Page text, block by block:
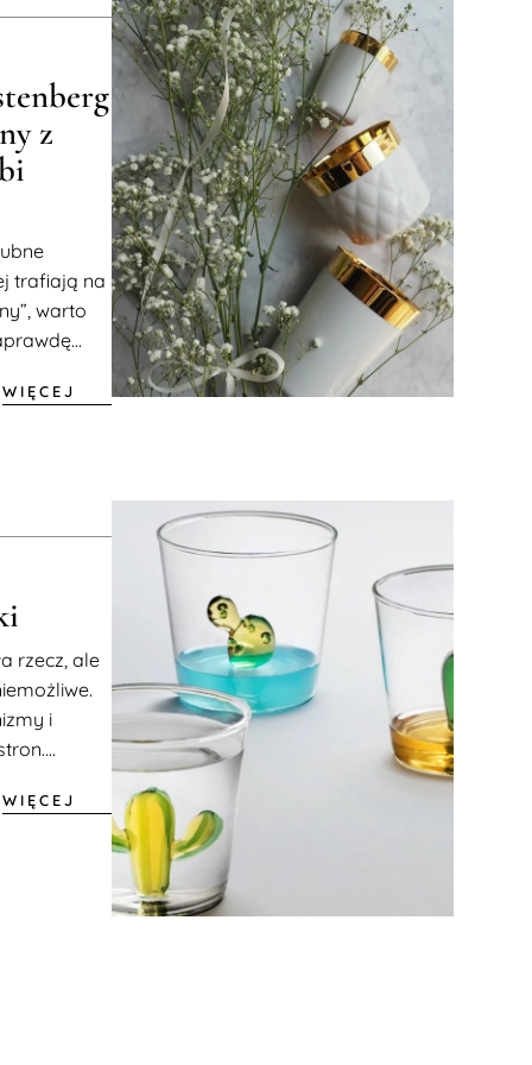
z
trafiają na
warto
WIĘCEJ
rzecz, ale
i
WIĘCEJ